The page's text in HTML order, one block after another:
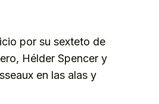
por su sexteto de
Hélder Spencer y
en las alas y